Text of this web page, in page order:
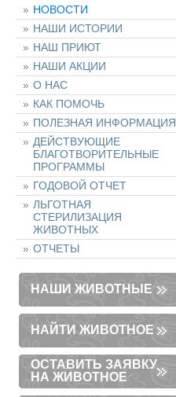
НОВОСТИ
НАШИ ИСТОРИИ
НАШ ПРИЮТ
НАШИ АКЦИИ
О НАС
КАК ПОМОЧЬ
ПОЛЕЗНАЯ ИНФОРМАЦИЯ
ДЕЙСТВУЮЩИЕ
БЛАГОТВОРИТЕЛЬНЫЕ
ПРОГРАММЫ
ГОДОВОЙ ОТЧЕТ
ЛЬГОТНАЯ
СТЕРИЛИЗАЦИЯ
ЖИВОТНЫХ
ОТЧЕТЫ
НАШИ ЖИВОТНЫЕ
НАЙТИ ЖИВОТНОЕ
ОСТАВИТЬ ЗАЯВКУ
НА ЖИВОТНОЕ